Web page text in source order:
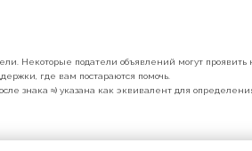
Некоторые податели объявлений могут проявить
где вам постараются помочь.
знака ≈) указана как эквивалент для